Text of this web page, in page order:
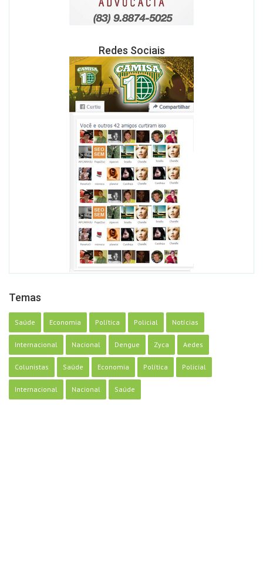
Redes Sociais
Temas
Saúde Economia Política Policial Notícias
Internacional Nacional Dengue Zyca Aedes
Colunistas Saúde Economia Política Policial
Internacional Nacional Saúde